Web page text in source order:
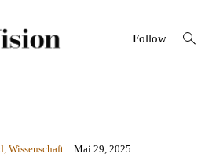
CANNAVISION
Follow
open
search
, Wissenschaft Mai 29, 2025